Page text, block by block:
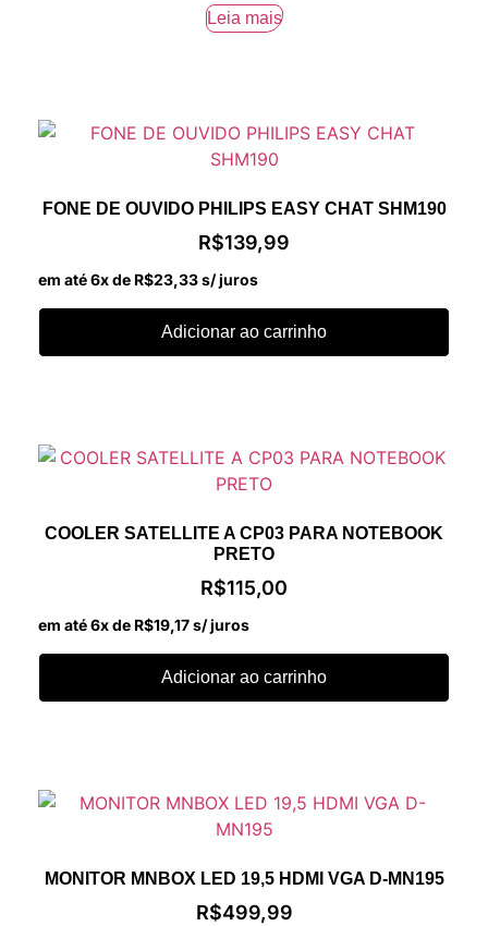
Leia mais
FONE DE OUVIDO PHILIPS EASY CHAT SHM190
R$139,99
em até 6x de R$23,33s/ juros
Adicionar ao carrinho
COOLER SATELLITE A CP03 PARA NOTEBOOK
PRETO
R$115,00
em até 6x de R$19,17s/ juros
Adicionar ao carrinho
MONITOR MNBOX LED 19,5 HDMI VGA D-MN195
R$499,99